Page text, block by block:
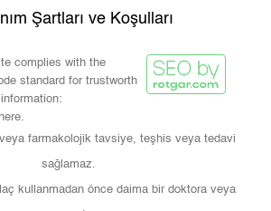
Şartları ve Koşulları
complies with the
standard for trustworth
farmakolojik tavsiye, teşhis veya tedavi
sağlamaz.
kullanmadan önce daima bir doktora veya